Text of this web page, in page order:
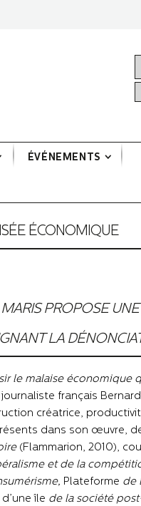
ÉVÉNEMENTS
ÉCONOMIQUE
PROPOSE
LA
le malaise
français
créatrice,
dans son œuvre,
(Flammarion, 2010),
et de la
Plateforme de
île de la société